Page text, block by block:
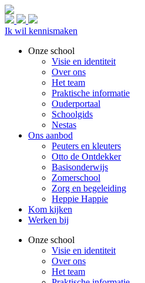
Ik wil kennismaken
Onze school
Visie en identiteit
Over ons
Het team
Praktische informatie
Ouderportaal
Schoolgids
Nestas
Ons aanbod
Peuters en kleuters
Otto de Ontdekker
Basisonderwijs
Zomerschool
Zorg en begeleiding
Heppie Happie
Kom kijken
Werken bij
Onze school
Visie en identiteit
Over ons
Het team